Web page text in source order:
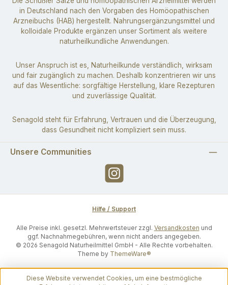
in Deutschland nach den Vorgaben des Homöopathischen
Arzneibuchs (HAB) hergestellt. Nahrungsergänzungsmittel und
kolloidale Produkte ergänzen unser Sortiment als weitere
naturheilkundliche Anwendungen.
Unser Anspruch ist es, Naturheilkunde verständlich, wirksam
und fair zugänglich zu machen. Deshalb konzentrieren wir uns
auf das Wesentliche: sorgfältige Herstellung, klare Rezepturen
und zuverlässige Qualität.
Senagold steht für Erfahrung, Vertrauen und die Überzeugung,
dass Gesundheit nicht kompliziert sein muss.
Unsere Communities
Instagram
Hilfe / Support
Alle Preise inkl. gesetzl. Mehrwertsteuer zzgl. Versandkosten und
ggf. Nachnahmegebühren, wenn nicht anders angegeben.
© 2026 Senagold Naturheilmittel GmbH - Alle Rechte vorbehalten.
Theme by ThemeWare®
Diese Website verwendet Cookies, um eine bestmögliche